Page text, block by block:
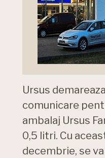
Ursus
comunicare
ambalaj Ursus
0,5 litri. Cu
decembrie, se